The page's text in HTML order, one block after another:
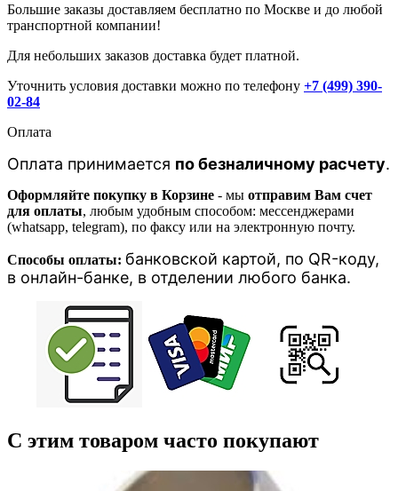
Большие заказы доставляем бесплатно по Москве и до любой
транспортной компании!
Для небольших заказов доставка будет платной.
Уточнить условия доставки можно по телефону +7 (499) 390-
02-84
Оплата
Оплата принимается по безналичному расчету.
Оформляйте покупку в Корзине - мы отправим Вам счет
для оплаты, любым удобным способом: мессенджерами
(whatsapp, telegram), по факсу или на электронную почту.
Способы оплаты: банковской картой, по QR-коду,
в онлайн-банке, в отделении любого банка.
С этим товаром часто покупают